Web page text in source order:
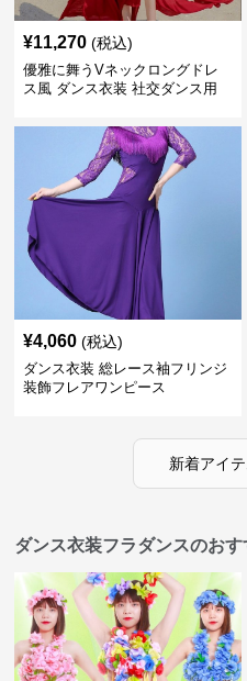
¥11,270 (税込)
優雅に舞うVネックロングドレ
ス風 ダンス衣装 社交ダンス用
¥4,060 (税込)
ダンス衣装 総レース袖フリンジ
装飾フレアワンピース
新着アイ
ダンス衣装フラダンスのお